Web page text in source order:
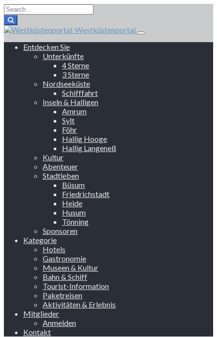
Westküstenportal
Entdecken Sie
Unterkünfte
4 Sterne
3 Sterne
Nordseeküste
Schifffahrt
Inseln & Halligen
Amrum
Sylt
Föhr
Hallig Hooge
Hallig Langeneß
Kultur
Abenteuer
Stadtleben
Büsum
Friedrichstadt
Heide
Husum
Tönning
Sponsoren
Kategorie
Hotels
Gastronomie
Museen & Kultur
Bahn & Schiff
Tourist-Information
Paketreisen
Aktivitäten & Erlebnis
Mitglieder
Anmelden
Kontakt